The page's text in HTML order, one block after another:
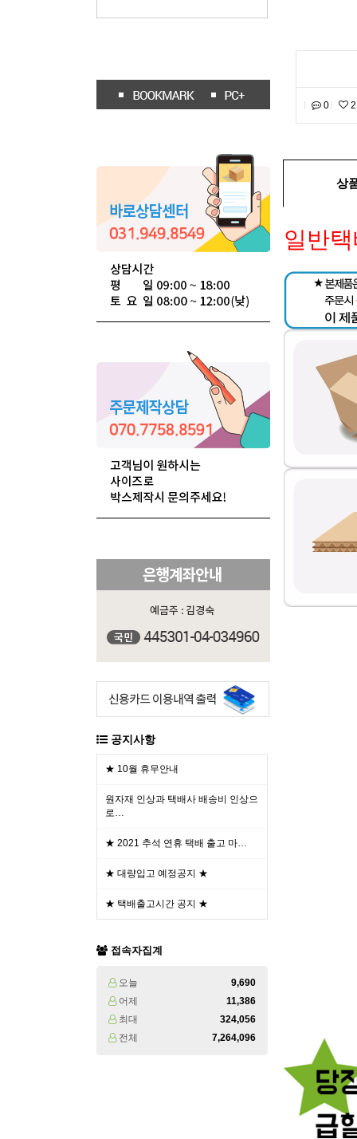
공지사항
★ 10월 휴무안내
원자재 인상과 택배사 배송비 인상으
로…
★ 2021 추석 연휴 택배 출고 마…
★ 대량입고 예정공지 ★
★ 택배출고시간 공지 ★
접속자집계
오늘
9,690
어제
11,386
최대
324,056
전체
7,264,096
0 2
상
일반